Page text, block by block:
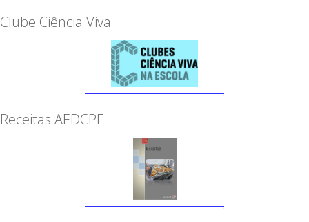
Clube Ciência Viva
Receitas AEDCPF